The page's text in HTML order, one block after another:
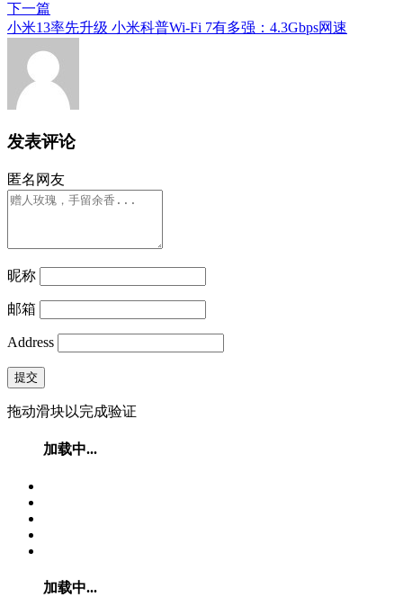
下一篇
小米13率先升级 小米科普Wi-Fi 7有多强：4.3Gbps网速
发表评论
匿名网友
昵称
邮箱
Address
提交
拖动滑块以完成验证
加载中...
加载中...